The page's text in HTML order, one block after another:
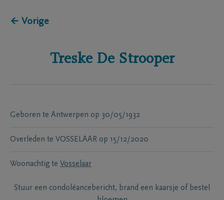
← Vorige
Treske De Strooper
Geboren te Antwerpen op 30/05/1932
Overleden te VOSSELAAR op 15/12/2020
Woonachtig te Vosselaar
Stuur een condoléancebericht, brand een kaarsje of bestel